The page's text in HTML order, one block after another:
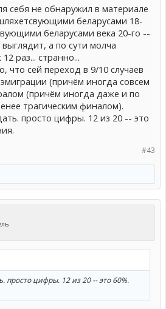
себя не обнаружил в материале
беларусами 18-
беларусами века 20-го --
а по сути молча
раз... странно...
что сей переход в 9/10 случаев
(причём иногда совсем
(причём иногда даже и по
трагическим финалом).
просто цифры. 12 из 20 -- это
#43
просто цифры. 12 из 20 -- это 60%.